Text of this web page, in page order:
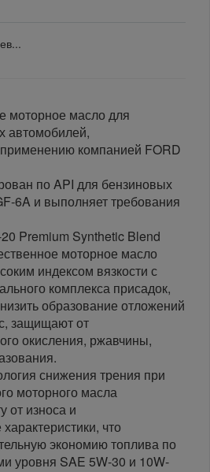
моторное масло для
автомобилей,
компанией FORD
по API для бензиновых
6A и выполняет требования
Premium Synthetic Blend
моторное масло
индексом вязкости с
комплекса присадок,
образование отложений
защищают от
окисления, ржавчины,
снижения трения при
моторного масла
от износа и
что
экономию топлива по
уровня SAE 5W-30 и 10W-